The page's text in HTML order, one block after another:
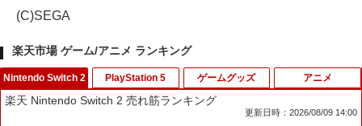
(C)SEGA
楽天市場 ゲーム/アニメ ランキング
Nintendo Switch 2
楽天 Nintendo Switch 2 売れ筋ランキング
更新日時：2026/08/09 14:00
PlayStation 5 ゲームグッズ アニメ